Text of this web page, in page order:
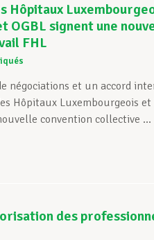
Hôpitaux
OGBL signent une
FHL
négociations et un accord
Hôpitaux Luxembourgeois et
convention collective ...
des